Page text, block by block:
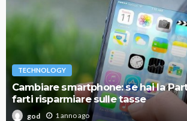
TECHNOLOGY
Cambiare smartphone: se hai la
farti risparmiare sulle tasse
god 1 anno ago